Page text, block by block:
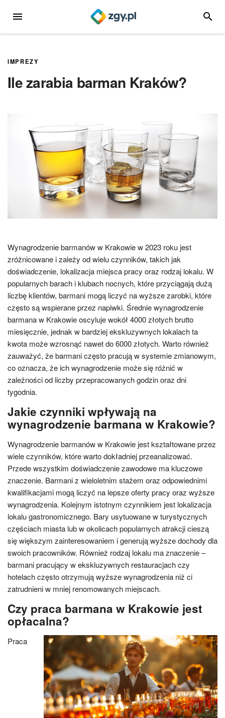
MENU
IMPREZY
Ile zarabia barman Kraków?
Wynagrodzenie barmanów w Krakowie w 2023 roku jest
zróżnicowane i zależy od wielu czynników, takich jak
doświadczenie, lokalizacja miejsca pracy oraz rodzaj lokalu. W
popularnych barach i klubach nocnych, które przyciągają dużą
liczbę klientów, barmani mogą liczyć na wyższe zarobki, które
często są wspierane przez napiwki. Średnie wynagrodzenie
barmana w Krakowie oscyluje wokół 4000 złotych brutto
miesięcznie, jednak w bardziej ekskluzywnych lokalach ta
kwota może wzrosnąć nawet do 6000 złotych. Warto również
zauważyć, że barmani często pracują w systemie zmianowym,
co oznacza, że ich wynagrodzenie może się różnić w
zależności od liczby przepracowanych godzin oraz dni
tygodnia.
Jakie czynniki wpływają na
wynagrodzenie barmana w Krakowie?
Wynagrodzenie barmanów w Krakowie jest kształtowane przez
wiele czynników, które warto dokładniej przeanalizować.
Przede wszystkim doświadczenie zawodowe ma kluczowe
znaczenie. Barmani z wieloletnim stażem oraz odpowiednimi
kwalifikacjami mogą liczyć na lepsze oferty pracy oraz wyższe
wynagrodzenia. Kolejnym istotnym czynnikiem jest lokalizacja
lokalu gastronomicznego. Bary usytuowane w turystycznych
częściach miasta lub w okolicach popularnych atrakcji cieszą
się większym zainteresowaniem i generują wyższe dochody dla
swoich pracowników. Również rodzaj lokalu ma znaczenie –
barmani pracujący w ekskluzywnych restauracjach czy
hotelach często otrzymują wyższe wynagrodzenia niż ci
zatrudnieni w mniej renomowanych miejscach.
Czy praca barmana w Krakowie jest
opłacalna?
Praca